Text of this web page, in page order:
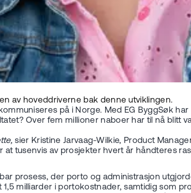
av hoveddriverne bak denne utviklingen.
på i Norge. Med EG ByggSøk
Over fem millioner naboer har til nå blitt
sier Kristine Jarvaag-Wilkie, Product
at tusenvis av prosjekter hvert år håndteres
prosess, der porto og administrasjon
milliarder i portokostnader, samtidig som